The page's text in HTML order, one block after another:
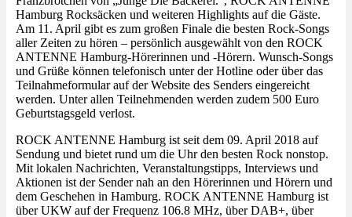
Hamburg Rocksäcken und weiteren Highlights auf die Gäste.
Am 11. April gibt es zum großen Finale die besten Rock-Songs
aller Zeiten zu hören – persönlich ausgewählt von den ROCK
ANTENNE Hamburg-Hörerinnen und -Hörern. Wunsch-Songs
und Grüße können telefonisch unter der Hotline oder über das
Teilnahmeformular auf der Website des Senders eingereicht
werden. Unter allen Teilnehmenden werden zudem 500 Euro
Geburtstagsgeld verlost.
ROCK ANTENNE Hamburg ist seit dem 09. April 2018 auf
Sendung und bietet rund um die Uhr den besten Rock nonstop.
Mit lokalen Nachrichten, Veranstaltungstipps, Interviews und
Aktionen ist der Sender nah an den Hörerinnen und Hörern und
dem Geschehen in Hamburg. ROCK ANTENNE Hamburg ist
über UKW auf der Frequenz 106.8 MHz, über DAB+, über